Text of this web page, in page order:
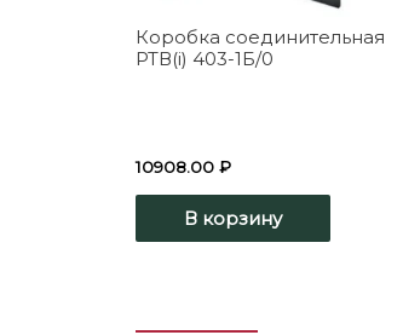
Коробка соединительная
РТВ(i) 403-1Б/0
10908.00 ₽
В корзину